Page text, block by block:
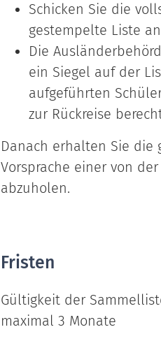
Schicken Sie die
gestempelte Liste
Die
ein Siegel auf der
aufgeführten
zur Rückreise
Danach erhalten Sie die
Vorsprache einer von
abzuholen.
Fristen
Gültigkeit der
maximal 3 Monate